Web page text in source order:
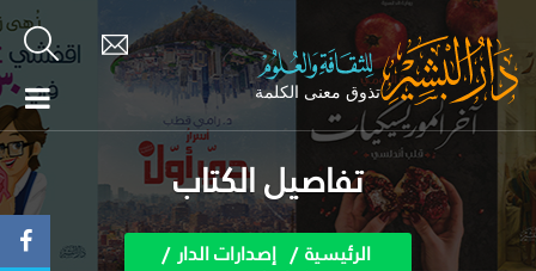
تفاصيل الكتاب
الرئيسية إصدارات الدار